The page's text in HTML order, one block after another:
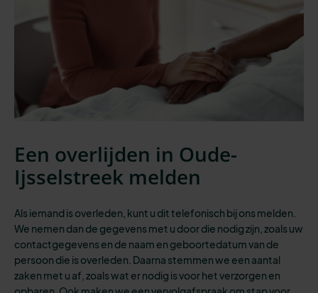
Een overlijden in Oude-
Ijsselstreek melden
Als iemand is overleden, kunt u dit telefonisch bij ons melden.
We nemen dan de gegevens met u door die nodig zijn, zoals uw
contactgegevens en de naam en geboortedatum van de
persoon die is overleden. Daarna stemmen we een aantal
zaken met u af, zoals wat er nodig is voor het verzorgen en